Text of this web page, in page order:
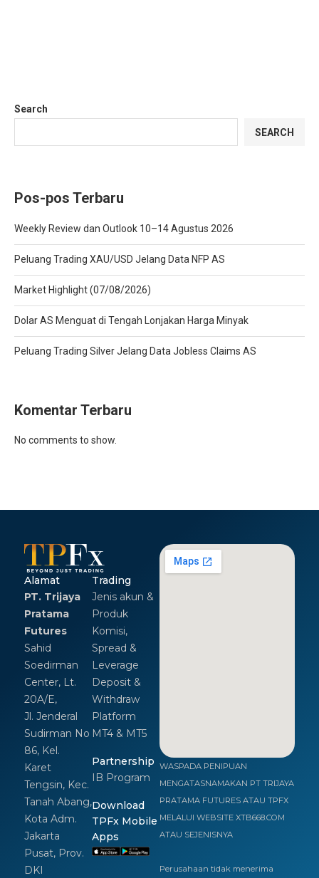
Search
SEARCH
Pos-pos Terbaru
Weekly Review dan Outlook 10–14 Agustus 2026
Peluang Trading XAU/USD Jelang Data NFP AS
Market Highlight (07/08/2026)
Dolar AS Menguat di Tengah Lonjakan Harga Minyak
Peluang Trading Silver Jelang Data Jobless Claims AS
Komentar Terbaru
No comments to show.
Alamat
PT. Trijaya
Pratama
Futures
Sahid
Soedirman
Center, Lt.
20A/E,
Jl. Jenderal
Sudirman No
86, Kel.
Karet
Tengsin, Kec.
Tanah Abang,
Kota Adm.
Jakarta
Pusat, Prov.
DKI
Trading
Jenis akun &
Produk
Komisi,
Spread &
Leverage
Deposit &
Withdraw
Platform
MT4 & MT5
Partnership
IB Program
Download
TPFx Mobile
Apps
WASPADA PENIPUAN
MENGATASNAMAKAN PT TRIJAYA
PRATAMA FUTURES ATAU TPFX
MELALUI WEBSITE XTB668.COM
ATAU SEJENISNYA
Perusahaan tidak menerima